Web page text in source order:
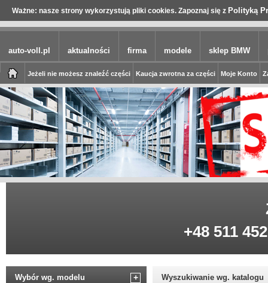
Ważne: nasze strony wykorzystują pliki cookies. Zapoznaj się z Polityką
auto-voll.pl aktualności firma modele sklep BMW
Jeżeli nie możesz znaleźć części Kaucja zwrotna za części Moje Konto
+48 511
Wybór wg. modelu + Wyszukiwanie wg. katalogu